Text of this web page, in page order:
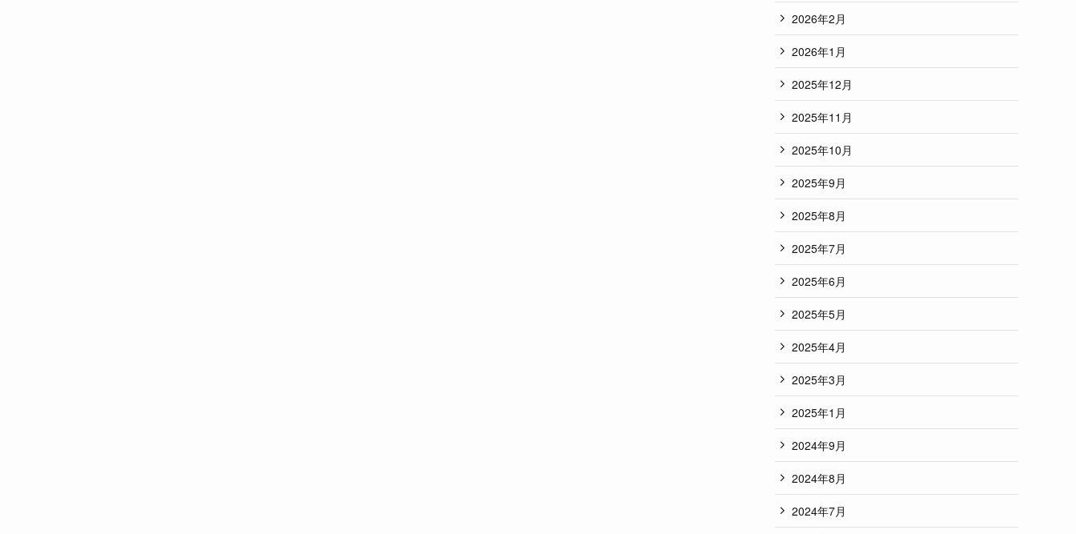
2026年2月
2026年1月
2025年12月
2025年11月
2025年10月
2025年9月
2025年8月
2025年7月
2025年6月
2025年5月
2025年4月
2025年3月
2025年1月
2024年9月
2024年8月
2024年7月